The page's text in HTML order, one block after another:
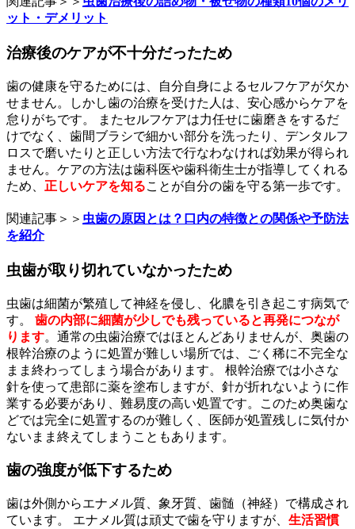
ット・デメリット
治療後のケアが不十分だったため
歯の健康を守るためには、自分自身によるセルフケアが欠か
せません。しかし歯の治療を受けた人は、安心感からケアを
怠りがちです。 またセルフケアは力任せに歯磨きをするだ
けでなく、歯間ブラシで細かい部分を洗ったり、デンタルフ
ロスで磨いたりと正しい方法で行なわなければ効果が得られ
ません。ケアの方法は歯科医や歯科衛生士が指導してくれる
ため、 正しいケアを知ることが自分の歯を守る第一歩です。
関連記事＞＞ 虫歯の原因とは？口内の特徴との関係や予防法
を紹介
虫歯が取り切れていなかったため
虫歯は細菌が繁殖して神経を侵し、化膿を引き起こす病気で
す。
歯の内部に細菌が少しでも残っていると再発につなが
ります。通常の虫歯治療ではほとんどありませんが、奥歯の
根幹治療のように処置が難しい場所では、ごく稀に不完全な
まま終わってしまう場合があります。 根幹治療では小さな
針を使って患部に薬を塗布しますが、針が折れないように作
業する必要があり、難易度の高い処置です。このため奥歯な
どでは完全に処置するのが難しく、医師が処置残しに気付か
ないまま終えてしまうこともあります。
歯の強度が低下するため
歯は外側からエナメル質、象牙質、歯髄（神経）で構成され
ています。 エナメル質は頑丈で歯を守りますが、 生活習慣